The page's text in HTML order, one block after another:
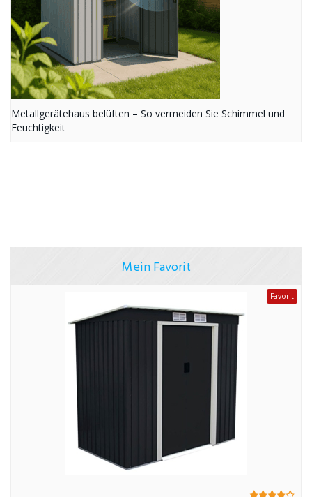
Metallgerätehaus belüften – So vermeiden Sie Schimmel und
Feuchtigkeit
Mein Favorit
Favorit